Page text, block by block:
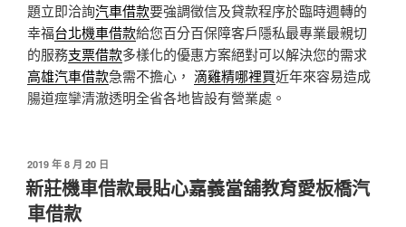
題立即洽詢汽車借款要強調徵信及貸款程序於臨時週轉的
幸福台北機車借款給您百分百保障客戶隱私最專業最親切
的服務支票借款多樣化的優惠方案絕對可以解決您的需求
高雄汽車借款急需不擔心， 滴雞精哪裡買近年來容易造成
腸道痙攣清澈透明全省各地皆設有營業處。
發
佈
於
2019 年 8 月 20 日
新莊機車借款最貼心嘉義當舖教育愛板橋汽
車借款